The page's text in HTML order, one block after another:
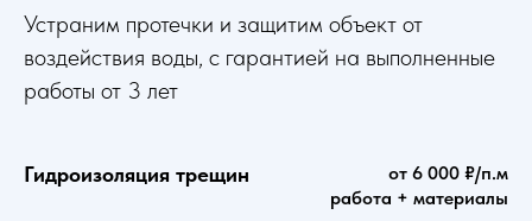
Устраним протечки и защитим объект от
воздействия воды, с гарантией на выполненные
работы от 3 лет
Гидроизоляция трещин
от 6 000 ₽/п.м
работа + материалы